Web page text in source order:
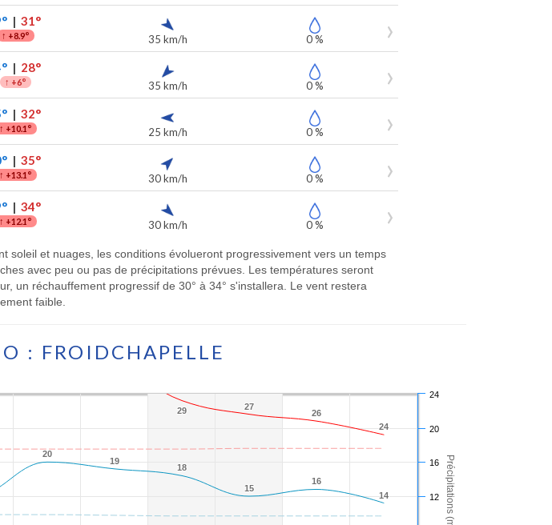
| 31°
↑ +8.9° 35 km/h 0 %
| 28°
↑ +6° 35 km/h 0 %
| 32°
↑ +10.1° 25 km/h 0 %
| 35°
↑ +13.1° 30 km/h 0 %
| 34°
↑ +12.1° 30 km/h 0 %
et nuages, les conditions évolueront progressivement vers un temps
avec peu ou pas de précipitations prévues. Les températures seront
un réchauffement progressif de 30° à 34° s'installera. Le vent restera
faible.
: FROIDCHAPELLE
Précipitations (mm)
29
29 27
27
26
26
24
24
20
20
19
19
18
18
15
15
16
16
14
14 12
16
20
24